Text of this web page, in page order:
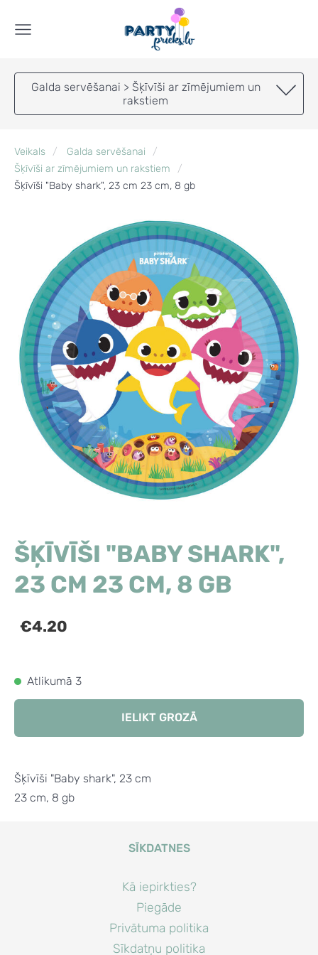
Galda servēšanai > Šķīvīši ar zīmējumiem un
rakstiem
Veikals
Galda servēšanai
Šķīvīši ar zīmējumiem un rakstiem
Šķīvīši "Baby shark", 23 cm 23 cm, 8 gb
ŠĶĪVĪŠI "BABY SHARK",
23 CM 23 CM, 8 GB
€4.20
Atlikumā 3
IELIKT GROZĀ
Šķīvīši "Baby shark", 23 cm
23 cm, 8 gb
SĪKDATNES
Kā iepirkties?
Piegāde
Privātuma politika
Sīkdatņu politika